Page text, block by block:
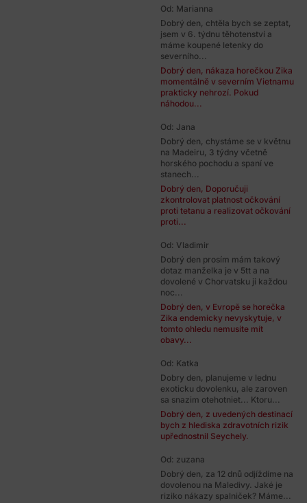
Od: Marianna
Dobrý den, chtěla bych se zeptat,
jsem v 6. týdnu těhotenství a
máme koupené letenky do
severního...
Dobrý den, nákaza horečkou Zika
momentálně v severním Vietnamu
prakticky nehrozí. Pokud
náhodou...
Od: Jana
Dobrý den, chystáme se v květnu
na Madeiru, 3 týdny včetně
horského pochodu a spaní ve
stanech...
Dobrý den, Doporučuji
zkontrolovat platnost očkování
proti tetanu a realizovat očkování
proti...
Od: Vladimir
Dobrý den prosím mám takový
dotaz manželka je v 5tt a na
dovolené v Chorvatsku ji každou
noc...
Dobrý den, v Evropě se horečka
Zika endemicky nevyskytuje, v
tomto ohledu nemusíte mít
obavy...
Od: Katka
Dobry den, planujeme v lednu
exoticku dovolenku, ale zaroven
sa snazim otehotniet... Ktoru...
Dobrý den, z uvedených destinací
bych z hlediska zdravotních rizik
upřednostnil Seychely.
Od: zuzana
Dobrý den, za 12 dnů odjíždíme na
dovolenou na Maledivy. Jaké je
riziko nákazy spalniček? Máme...